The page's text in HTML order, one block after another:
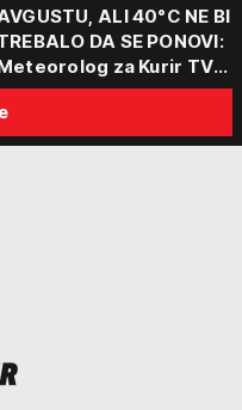
ALI 40°C NE BI
DA SE PONOVI:
za Kurir TV
šta nas čeka:
ozbiljne padavine su